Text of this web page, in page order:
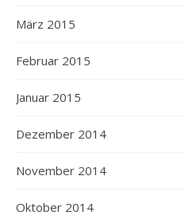
März 2015
Februar 2015
Januar 2015
Dezember 2014
November 2014
Oktober 2014